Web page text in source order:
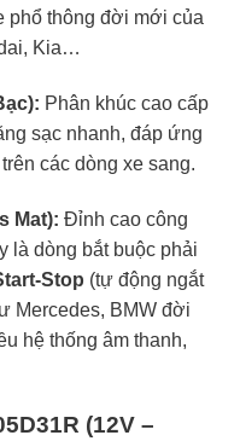
phổ thông đời mới của
Kia…
Phân khúc cao cấp
sạc nhanh, đáp ứng
các dòng xe sang.
Mat): Đỉnh cao công
là dòng bắt buộc phải
Stop (tự động ngắt
Mercedes, BMW đời
hệ thống âm thanh,
(12V –